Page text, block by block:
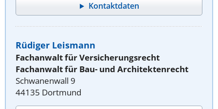
Kontaktdaten
Rüdiger Leismann
Fachanwalt für Versicherungsrecht
Fachanwalt für Bau- und Architektenrecht
Schwanenwall 9
44135 Dortmund